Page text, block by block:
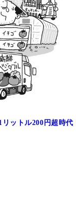
リットル200円超時代